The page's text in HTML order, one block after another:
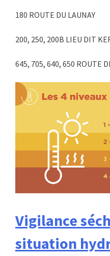
180 ROUTE DU LAUNAY
200, 250, 200B LIEU DIT
645, 705, 640, 650 ROUTE
Vigilance
situation